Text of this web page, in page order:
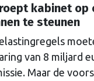
kabinet op
te steunen
van 8 miljard
Maar de